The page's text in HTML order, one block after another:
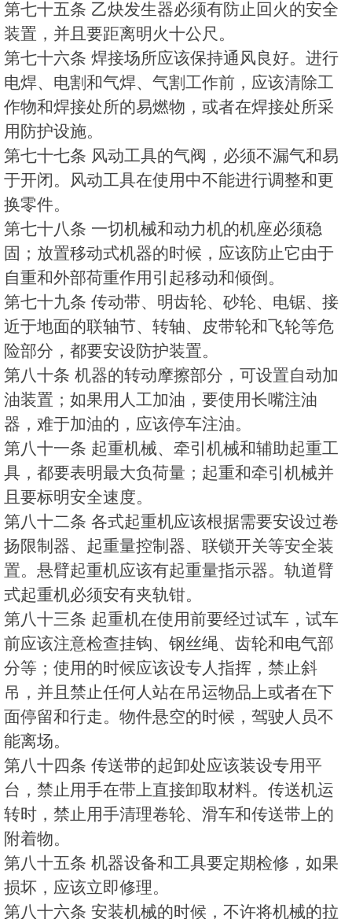
第七十五条 乙炔发生器必须有防止回火的安全
装置，并且要距离明火十公尺。
第七十六条 焊接场所应该保持通风良好。进行
电焊、电割和气焊、气割工作前，应该清除工
作物和焊接处所的易燃物，或者在焊接处所采
用防护设施。
第七十七条 风动工具的气阀，必须不漏气和易
于开闭。风动工具在使用中不能进行调整和更
换零件。
第七十八条 一切机械和动力机的机座必须稳
固；放置移动式机器的时候，应该防止它由于
自重和外部荷重作用引起移动和倾倒。
第七十九条 传动带、明齿轮、砂轮、电锯、接
近于地面的联轴节、转轴、皮带轮和飞轮等危
险部分，都要安设防护装置。
第八十条 机器的转动摩擦部分，可设置自动加
油装置；如果用人工加油，要使用长嘴注油
器，难于加油的，应该停车注油。
第八十一条 起重机械、牵引机械和辅助起重工
具，都要表明最大负荷量；起重和牵引机械并
且要标明安全速度。
第八十二条 各式起重机应该根据需要安设过卷
扬限制器、起重量控制器、联锁开关等安全装
置。悬臂起重机应该有起重量指示器。轨道臂
式起重机必须安有夹轨钳。
第八十三条 起重机在使用前要经过试车，试车
前应该注意检查挂钩、钢丝绳、齿轮和电气部
分等；使用的时候应该设专人指挥，禁止斜
吊，并且禁止任何人站在吊运物品上或者在下
面停留和行走。物件悬空的时候，驾驶人员不
能离场。
第八十四条 传送带的起卸处应该装设专用平
台，禁止用手在带上直接卸取材料。传送机运
转时，禁止用手清理卷轮、滑车和传送带上的
附着物。
第八十五条 机器设备和工具要定期检修，如果
损坏，应该立即修理。
第八十六条 安装机械的时候，不许将机械的拉